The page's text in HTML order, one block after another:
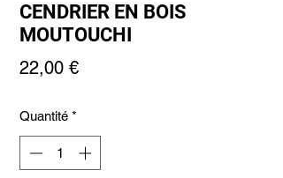
CENDRIER EN BOIS
MOUTOUCHI
22,00 €Prix
Quantité *